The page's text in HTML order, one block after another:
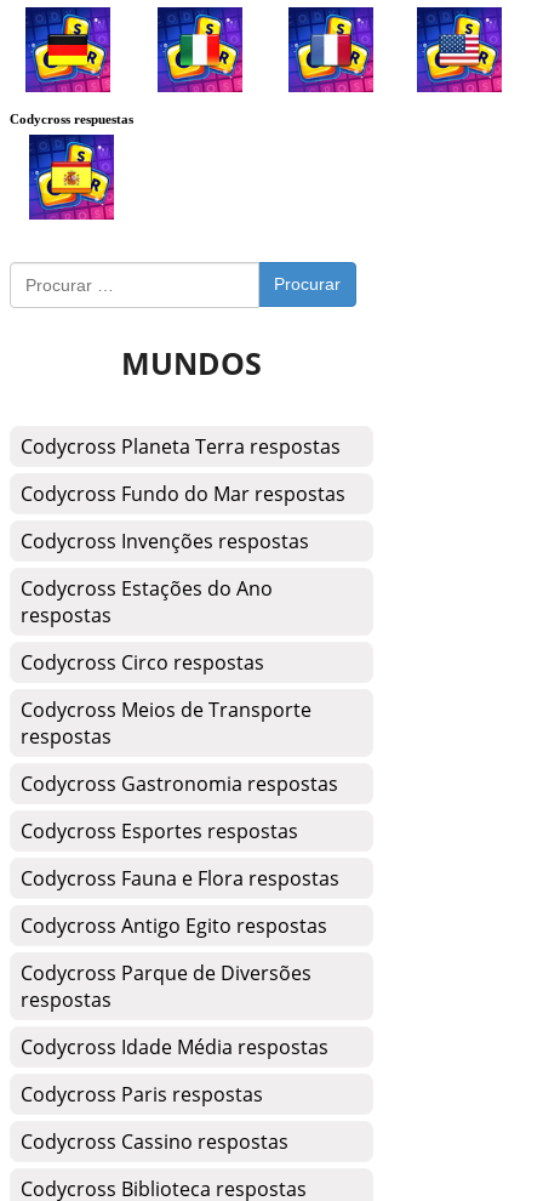
Codycross respuestas
Procurar
MUNDOS
Codycross Planeta Terra respostas
Codycross Fundo do Mar respostas
Codycross Invenções respostas
Codycross Estações do Ano
respostas
Codycross Circo respostas
Codycross Meios de Transporte
respostas
Codycross Gastronomia respostas
Codycross Esportes respostas
Codycross Fauna e Flora respostas
Codycross Antigo Egito respostas
Codycross Parque de Diversões
respostas
Codycross Idade Média respostas
Codycross Paris respostas
Codycross Cassino respostas
Codycross Biblioteca respostas